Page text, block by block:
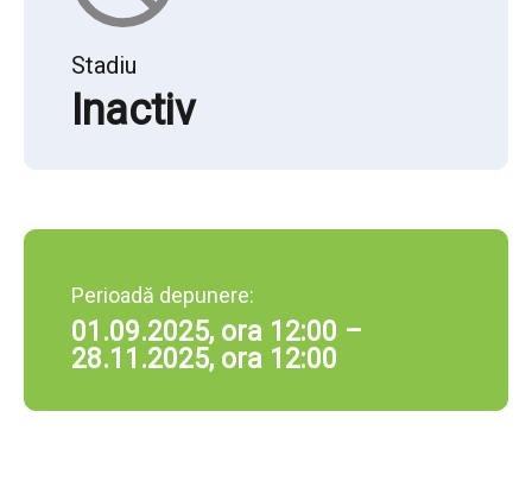
Stadiu
Inactiv
Perioadă depunere:
01.09.2025, ora 12:00 –
28.11.2025, ora 12:00